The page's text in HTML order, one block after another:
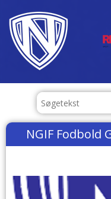
NGIF Fodbold